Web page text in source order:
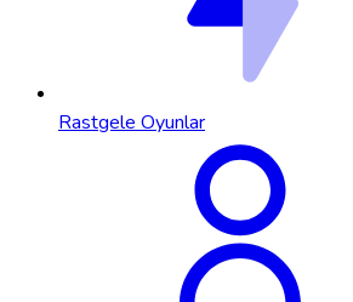
Rastgele Oyunlar